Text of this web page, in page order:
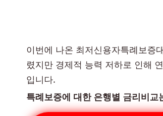
이번에 나온 최저신용자특례보증
렸지만 경제적 능력 저하로 인해
입니다.
특례보증에 대한 은행별 금리비